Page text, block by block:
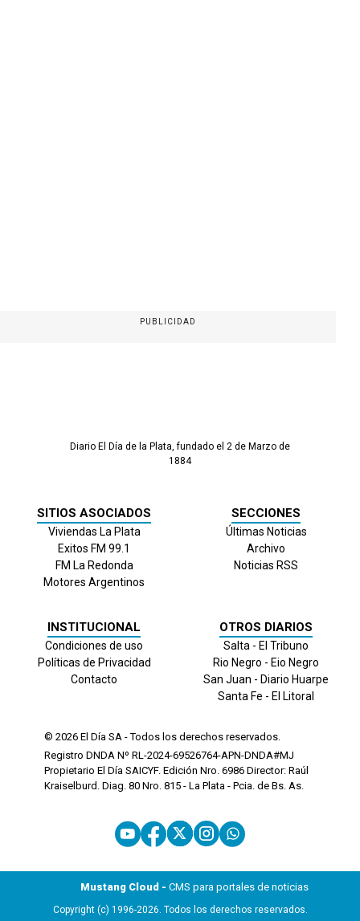
PUBLICIDAD
Diario El Día de la Plata, fundado el 2 de Marzo de
1884
SITIOS ASOCIADOS
Viviendas La Plata
Exitos FM 99.1
FM La Redonda
Motores Argentinos
SECCIONES
Últimas Noticias
Archivo
Noticias RSS
INSTITUCIONAL
Condiciones de uso
Políticas de Privacidad
Contacto
OTROS DIARIOS
Salta - El Tribuno
Rio Negro - Eio Negro
San Juan - Diario Huarpe
Santa Fe - El Litoral
© 2026 El Día SA - Todos los derechos reservados.
Registro DNDA Nº RL-2024-69526764-APN-DNDA#MJ
Propietario El Día SAICYF. Edición Nro. 6986 Director: Raúl
Kraiselburd. Diag. 80 Nro. 815 - La Plata - Pcia. de Bs. As.
Mustang Cloud - CMS para portales de noticias
Copyright (c) 1996-2026. Todos los derechos reservados.